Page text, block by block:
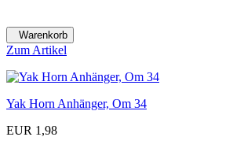
Warenkorb
Zum Artikel
Yak Horn Anhänger, Om 34
EUR 1,98